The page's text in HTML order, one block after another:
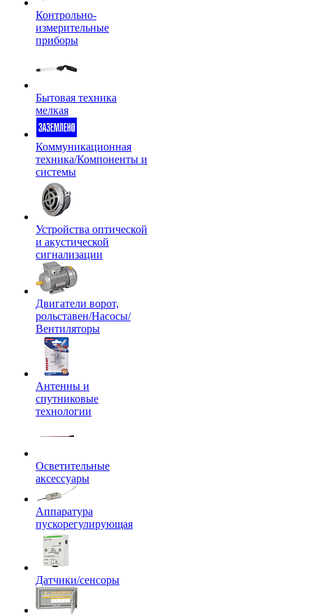
Контрольно-
измерительные
приборы
Бытовая техника
мелкая
Коммуникационная
техника/Компоненты и
системы
Устройства оптической
и акустической
сигнализации
Двигатели ворот,
рольставен/Насосы/
Вентиляторы
Антенны и
спутниковые
технологии
Осветительные
аксессуары
Аппаратура
пускорегулирующая
Датчики/сенсоры